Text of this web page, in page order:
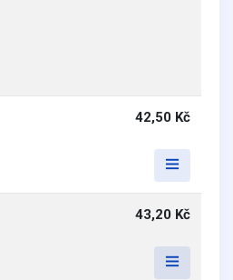
42,50 Kč
43,20 Kč